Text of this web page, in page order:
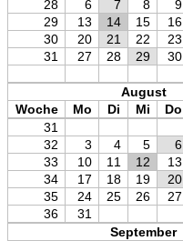
28
6 7 8 9
29
13 14 15 16
30
20 21 22 23
31
27 28 29 30
August
Woche
Mo Di Mi Do
31
32
3 4 5 6
33
10 11 12 13
34
17 18 19 20
35
24 25 26 27
36
31
September